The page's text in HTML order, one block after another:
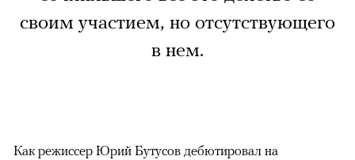
своим участием, но отсутствующего
в нем.
Как режиссер Юрий Бутусов дебютировал на